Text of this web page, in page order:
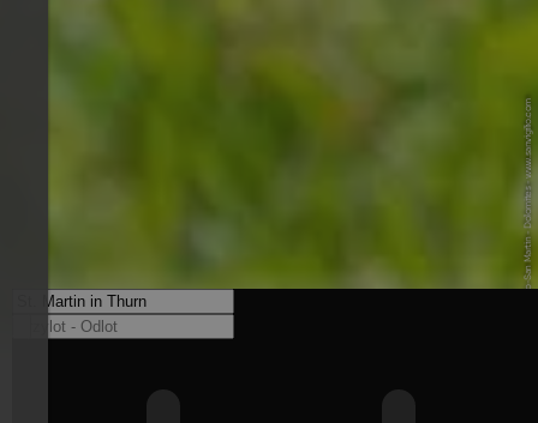
© TG San Vigilio-San Martin - Dolomites - www.sanvigilio.com